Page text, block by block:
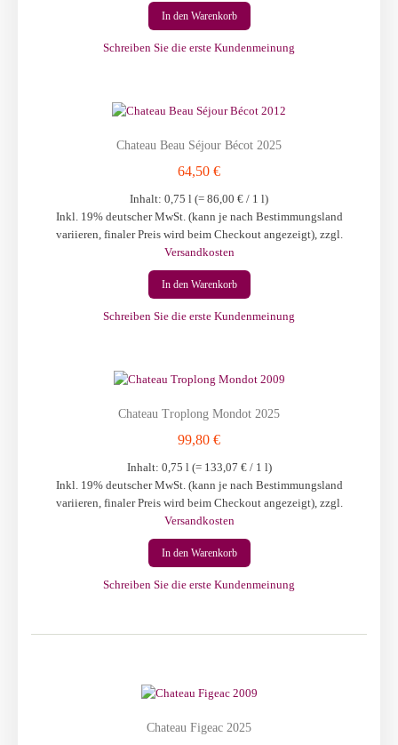
In den Warenkorb
Schreiben Sie die erste Kundenmeinung
Chateau Beau Séjour Bécot 2025
64,50 €
Inhalt: 0,75 l (= 86,00 € / 1 l)
Inkl. 19% deutscher MwSt. (kann je nach Bestimmungsland
variieren, finaler Preis wird beim Checkout angezeigt), zzgl.
Versandkosten
In den Warenkorb
Schreiben Sie die erste Kundenmeinung
Chateau Troplong Mondot 2025
99,80 €
Inhalt: 0,75 l (= 133,07 €/ 1 l)
Inkl. 19% deutscher MwSt. (kann je nach Bestimmungsland
variieren, finaler Preis wird beim Checkout angezeigt), zzgl.
Versandkosten
In den Warenkorb
Schreiben Sie die erste Kundenmeinung
Chateau Figeac 2025